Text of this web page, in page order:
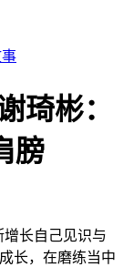
琦彬：
膀
长自己见识与
长，在磨练当中